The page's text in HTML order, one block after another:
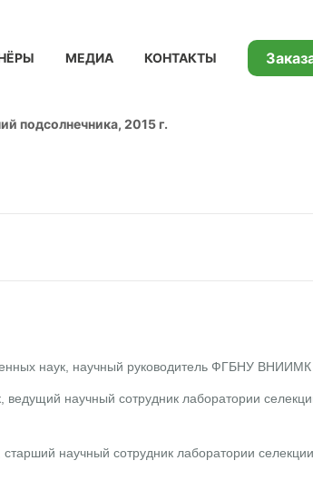
МЕДИА КОНТАКТЫ
подсолнечника, 2015 г.
наук, научный руководитель ФГБНУ ВНИИМК
ведущий научный сотрудник лаборатории
старший научный сотрудник лаборатории